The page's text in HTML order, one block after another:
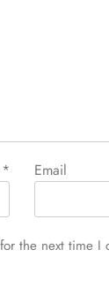
*
the next time I